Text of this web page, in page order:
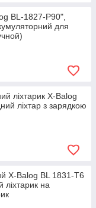
BL-1827-P90",
для
ліхтарик X-Balog
ліхтар з зарядкою
X-Balog BL 1831-T6
ліхтарик на